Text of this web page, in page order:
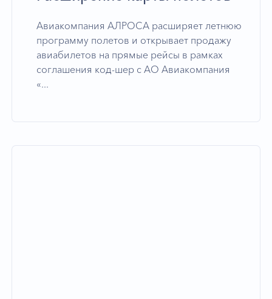
Авиакомпания АЛРОСА расширяет летнюю
программу полетов и открывает продажу
авиабилетов на прямые рейсы в рамках
соглашения код-шер с АО Авиакомпания
«...